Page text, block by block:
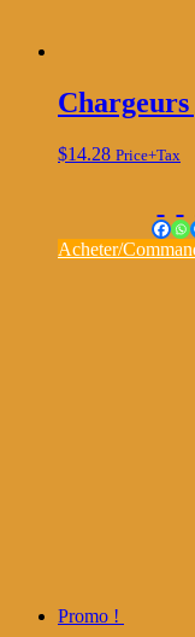
$14.28 Price+Tax
Acheter/
Promo !